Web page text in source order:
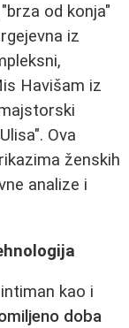
od konja"
iz
Havišam iz
Ova
ženskih
analize i
kao i
doba